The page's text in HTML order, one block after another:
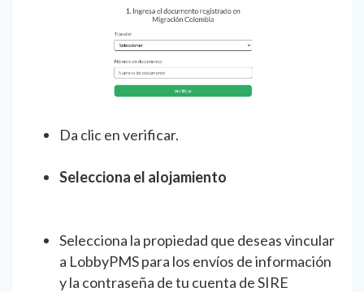
Da clic en verificar.
Selecciona el alojamiento
Selecciona la propiedad que deseas vincular
a LobbyPMS para los envíos de información
y la contraseña de tu cuenta de SIRE